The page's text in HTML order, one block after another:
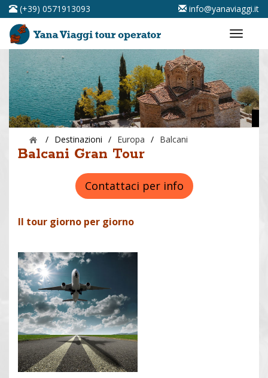
(+39) 0571913093 info@yanaviaggi.it
/ Destinazioni / Europa / Balcani
Balcani Gran Tour
Contattaci per info
Il tour giorno per giorno